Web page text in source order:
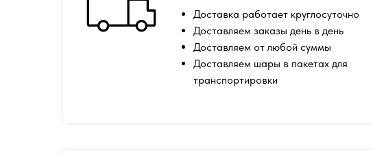
Доставка работает круглосуточно
Доставляем заказы день в день
Доставляем от любой суммы
Доставляем шары в пакетах для
транспортировки